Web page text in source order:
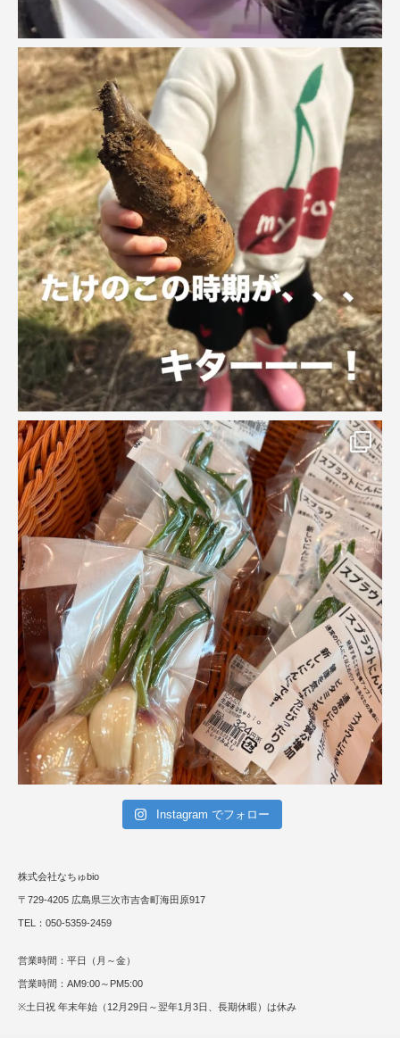
Instagram でフォロー
株式会社なちゅbio
〒729-4205 広島県三次市吉舎町海田原917
TEL：050-5359-2459
営業時間：平日（月～金）
営業時間：AM9:00～PM5:00
※土日祝 年末年始（12月29日～翌年1月3日、長期休暇）は休み